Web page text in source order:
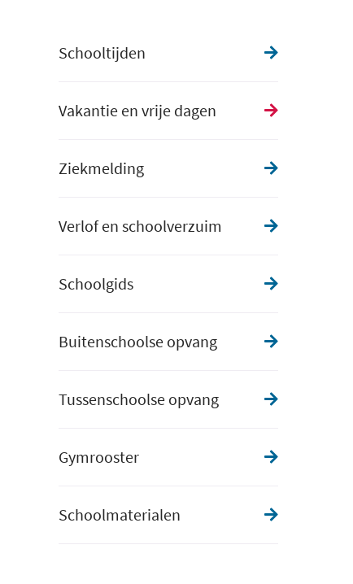
Schooltijden
Vakantie en vrije dagen
Ziekmelding
Verlof en schoolverzuim
Schoolgids
Buitenschoolse opvang
Tussenschoolse opvang
Gymrooster
Schoolmaterialen